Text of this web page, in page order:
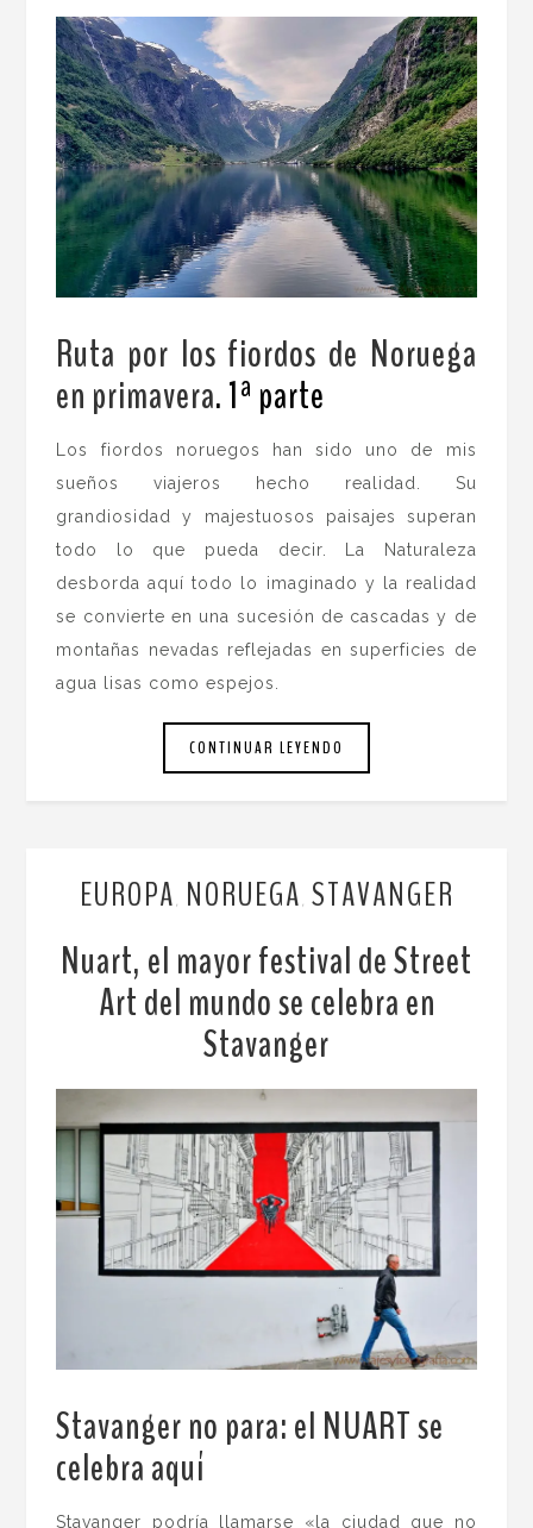
Ruta por los fiordos de Noruega
en primavera. 1ª parte
Los fiordos noruegos han sido uno de mis
sueños viajeros hecho realidad. Su
grandiosidad y majestuosos paisajes superan
todo lo que pueda decir. La Naturaleza
desborda aquí todo lo imaginado y la realidad
se convierte en una sucesión de cascadas y de
montañas nevadas reflejadas en superficies de
agua lisas como espejos.
CONTINUAR LEYENDO
EUROPA, NORUEGA, STAVANGER
Nuart, el mayor festival de Street
Art del mundo se celebra en
Stavanger
Stavanger no para: el NUART se
celebra aquí
Stavanger podría llamarse «la ciudad que no